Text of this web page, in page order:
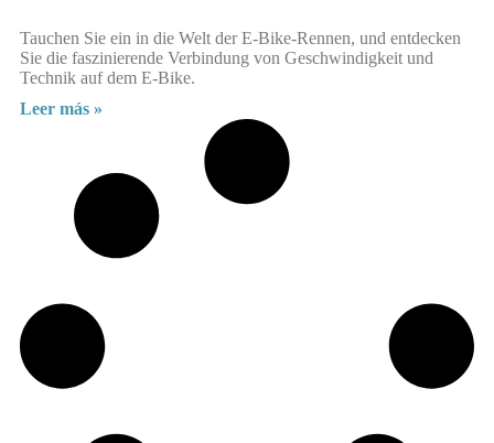
Tauchen Sie ein in die Welt der E-Bike-Rennen, und entdecken
Sie die faszinierende Verbindung von Geschwindigkeit und
Technik auf dem E-Bike.
Leer más »